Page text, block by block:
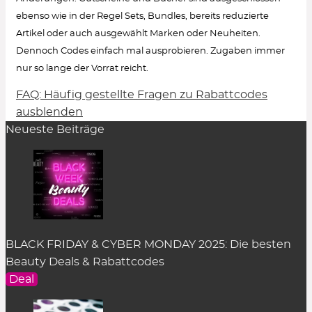
ebenso wie in der Regel Sets, Bundles, bereits reduzierte
Artikel oder auch ausgewählt Marken oder Neuheiten.
Dennoch Codes einfach mal ausprobieren. Zugaben immer
nur so lange der Vorrat reicht.
Wie löse ich einen Rabattcode ein?
Um den Gutschein-Code anzuzeigen, klicke in
der Rabatt-Beschreibung auf den Button
zeigen“. Es öffnet sich ein Pop-up-Fenster.
Einfach auf„kopieren“
zwischengespeichert.
Im Warenkorb des dazugehörigen Online Shops
kann der Rabattcode im entsprechenden Feld
eingefügt werden. Das Feld befindet sich an
FAQ: Häufig gestellte Fragen zu Rabattcodes
ausblenden
Neueste Beiträge
BLACK FRIDAY & CYBER MONDAY 2025: Die besten
Beauty Deals & Rabattcodes
Deal